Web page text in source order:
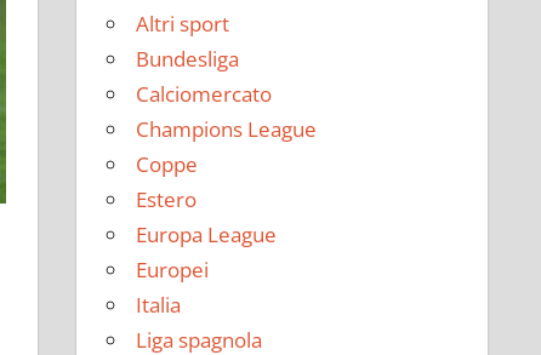
Altri sport
Bundesliga
Calciomercato
Champions League
Coppe
Estero
Europa League
Europei
Italia
Liga spagnola